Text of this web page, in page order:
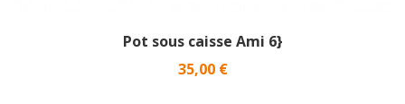
Pot sous caisse Ami 6}
Prix
35,00 €